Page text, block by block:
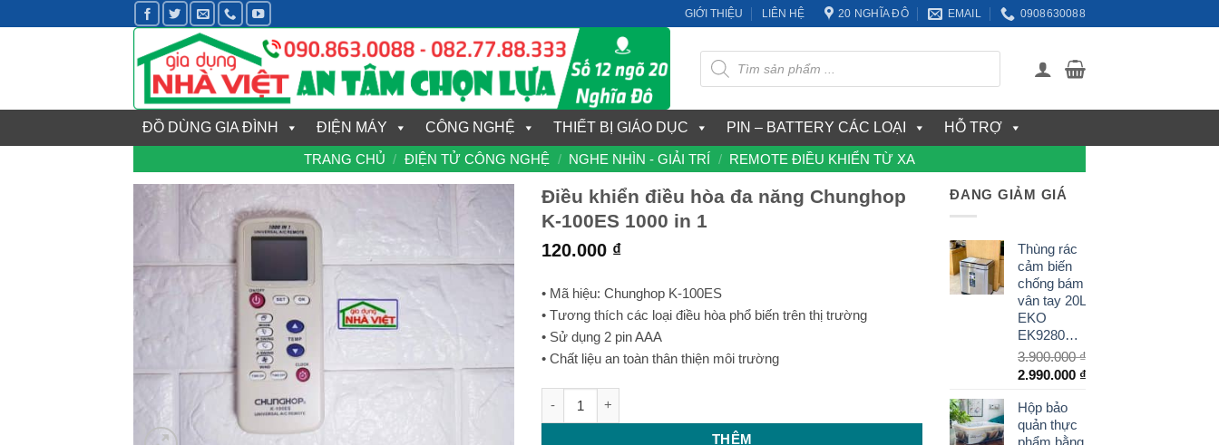
qua
GIỚI THIỆU LIÊN HỆ 20 NGHĨA ĐÔ EMAIL 0908630088
Tìm
kiếm
sản
phẩm
ĐỒ DÙNG GIA ĐÌNH ĐIỆN MÁY CÔNG NGHỆ THIẾT BỊ GIÁO DỤC PIN – BATTERY CÁC LOẠI HỖ TRỢ
TRANG CHỦ / ĐIỆN TỬ CÔNG NGHỆ / NGHE NHÌN - GIẢI TRÍ / REMOTE ĐIỀU KHIỂN TỪ XA
Điều khiển điều hòa đa năng Chunghop
K-100ES 1000 in 1
120.000 ₫
• Mã hiệu: Chunghop K-100ES
• Tương thích các loại điều hòa phổ biến trên thị trường
• Sử dụng 2 pin AAA
• Chất liệu an toàn thân thiện môi trường
Điều khiển điều hòa đa năng Chunghop K-100ES 1000 in 1 số lượng
THÊM
ĐANG GIẢM GIÁ
Thùng rác
cảm biến
chống bám
vân tay 20L
EKO
EK9280RMT
3.900.000₫
Giá
là:
3.900.000 ₫.
2.990.000 ₫
hiện
tại
Hộp bảo
quản thực